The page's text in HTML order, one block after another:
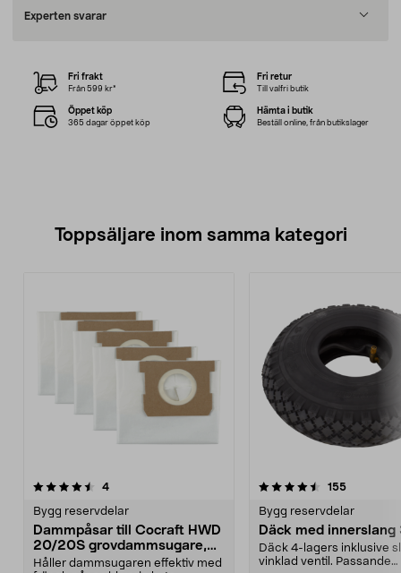
Experten svarar
Fri frakt
Från 599 kr*
Fri retur
Till valfri butik
Öppet köp
365 dagar öppet köp
Hämta i butik
Beställ online, från butikslager
Toppsäljare inom samma kategori
4recensioner
Bygg reservdelar
Dammpåsar till Cocraft HWD
20/20S grovdammsugare,
5-pack
Håller dammsugaren effektiv med
4.5 av 5 stjärnor 155
Bygg reservdelar
Däck med
Däck 4-lagers inklusive
vinklad ventil. Passande
5.0 av 5 stjärnor